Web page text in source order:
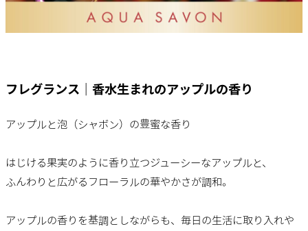
フレグランス｜香水生まれのアップルの香り
アップルと泡（シャボン）の豊蜜な香り
はじける果実のように香り立つジューシーなアップルと、
ふんわりと広がるフローラルの華やかさが調和。
アップルの香りを基調としながらも、毎日の生活に取り入れや